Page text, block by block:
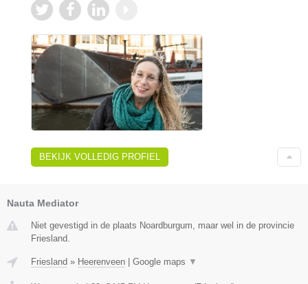
BEKIJK VOLLEDIG PROFIEL
Nauta Mediator
Niet gevestigd in de plaats Noardburgum, maar wel in de provincie
Friesland.
Friesland » Heerenveen Google maps ▼